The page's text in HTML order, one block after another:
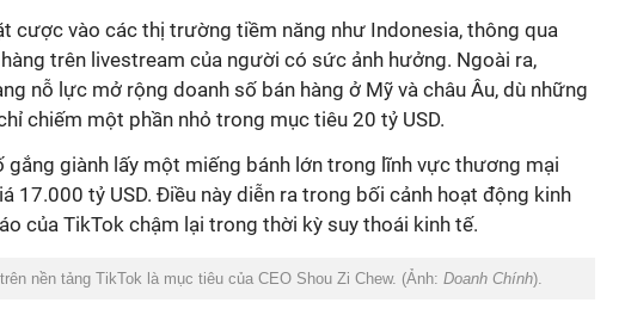
cược vào các thị trường tiềm năng như Indonesia, thông qua
trên livestream của người có sức ảnh hưởng. Ngoài ra,
nỗ lực mở rộng doanh số bán hàng ở Mỹ và châu Âu, dù những
chiếm một phần nhỏ trong mục tiêu 20 tỷ USD.
gắng giành lấy một miếng bánh lớn trong lĩnh vực thương mại
17.000 tỷ USD. Điều này diễn ra trong bối cảnh hoạt động kinh
của TikTok chậm lại trong thời kỳ suy thoái kinh tế.
nền tảng TikTok là mục tiêu của CEO Shou Zi Chew. (Ảnh: Doanh Chính).